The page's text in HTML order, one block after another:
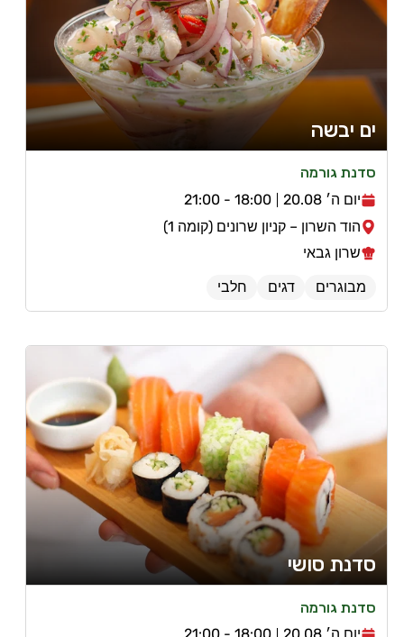
ים יבשה
סדנת גורמה
יום ה׳ 20.08
18:00 - 21:00
הוד השרון – קניון שרונים (קומה 1)
שרון גבאי
מבוגרים
דגים חלבי
סדנת סושי
סדנת גורמה